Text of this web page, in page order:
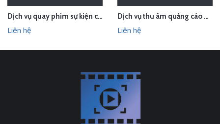
Dịch vụ quay phim sự kiện cho CTCP Kamnex
Liên hệ
Dịch vụ thu âm quảng cáo phát loa cho Thảo Kính Store
Liên hệ